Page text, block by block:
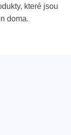
které jsou
doma.